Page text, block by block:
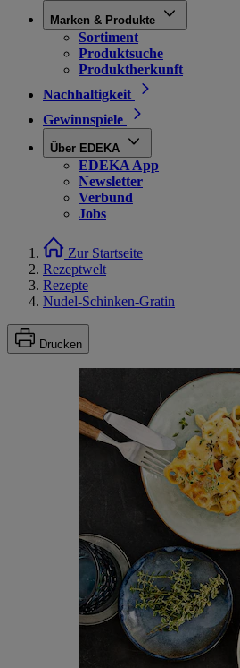
Marken & Produkte
Sortiment
Produktsuche
Produktherkunft
Nachhaltigkeit
Gewinnspiele
Über EDEKA
EDEKA App
Newsletter
Verbund
Jobs
Zur Startseite
Rezeptwelt
Rezepte
Nudel-Schinken-Gratin
Drucken